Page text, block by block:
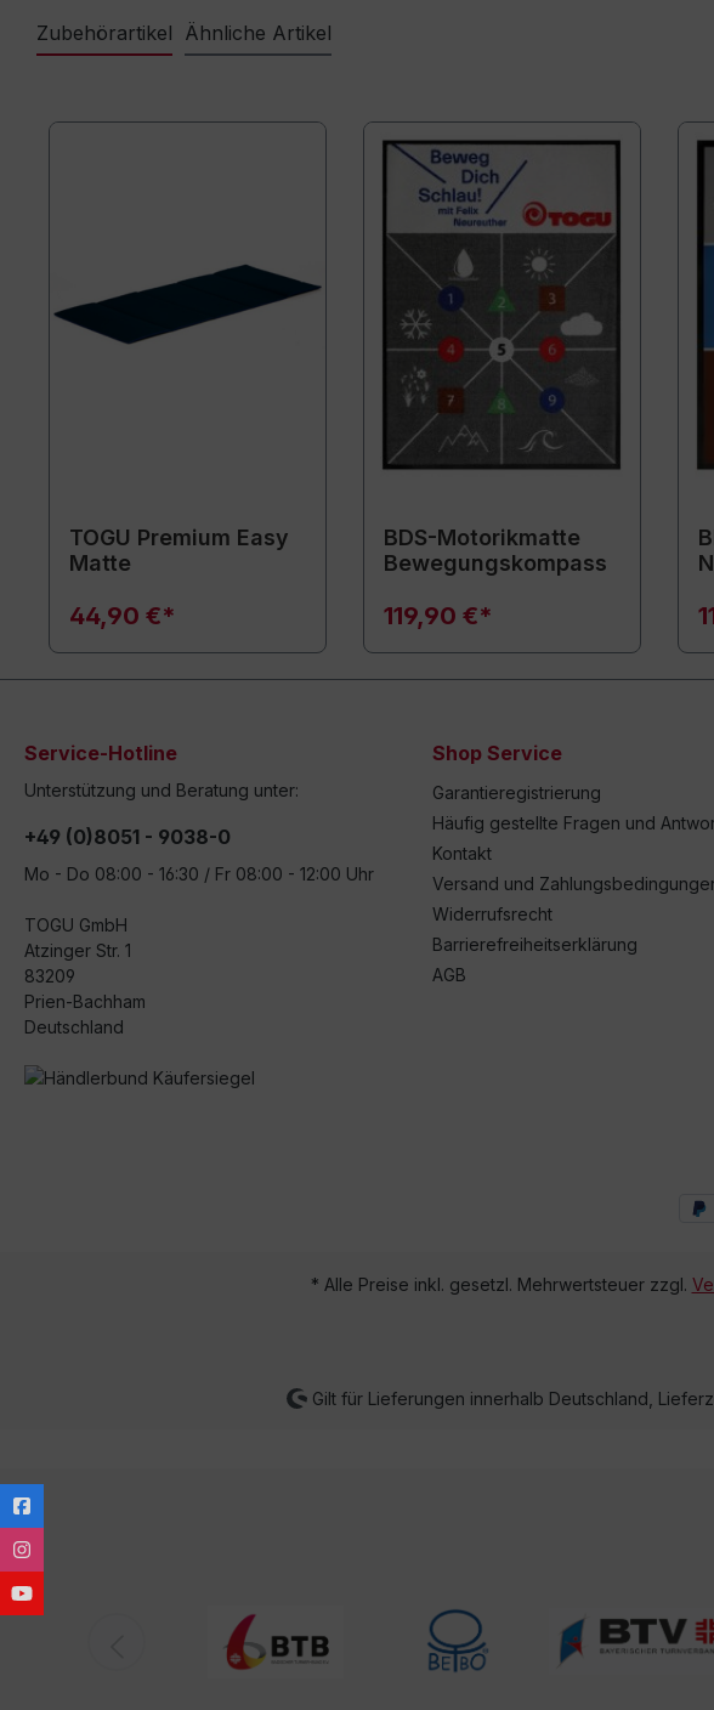
Zubehörartikel Ähnliche Artikel
TOGU Premium Easy
Matte
44,90 €*
BDS-Motorikmatte
Bewegungskompass
119,90 €*
Service-Hotline
Unterstützung und Beratung unter:
+49 (0)8051 - 9038-0
Mo - Do 08:00 - 16:30 / Fr 08:00 - 12:00 Uhr
TOGU GmbH
Atzinger Str. 1
83209
Prien-Bachham
Deutschland
Shop Service
Garantieregistrierung
Häufig gestellte Fragen und
Kontakt
Versand und
Widerrufsrecht
Barrierefreiheitserklärung
AGB
* Alle Preise inkl. gesetzl. Mehrwertsteuer zzgl.
Gilt für Lieferungen innerhalb Deutschland,